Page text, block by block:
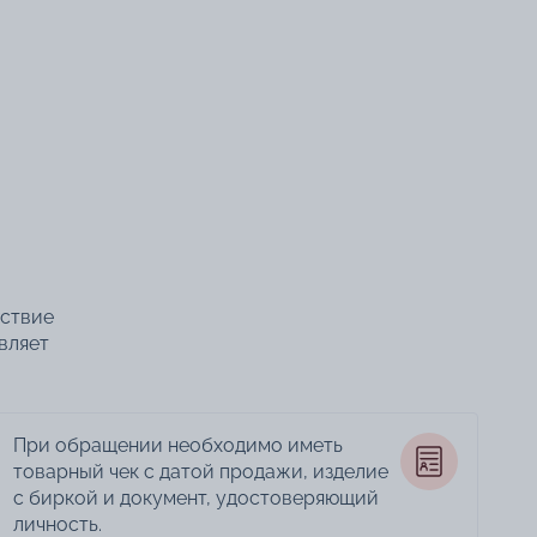
При обращении необходимо иметь
товарный чек с датой продажи, изделие
с биркой и документ, удостоверяющий
личность.